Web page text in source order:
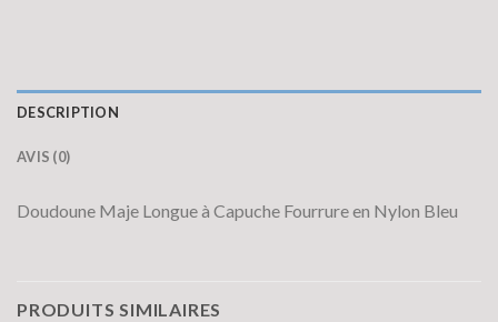
DESCRIPTION
AVIS (0)
Doudoune Maje Longue à Capuche Fourrure en Nylon Bleu
PRODUITS SIMILAIRES